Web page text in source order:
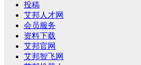
投稿
艾邦人才网
会员服务
资料下载
艾邦官网
艾邦智飞网